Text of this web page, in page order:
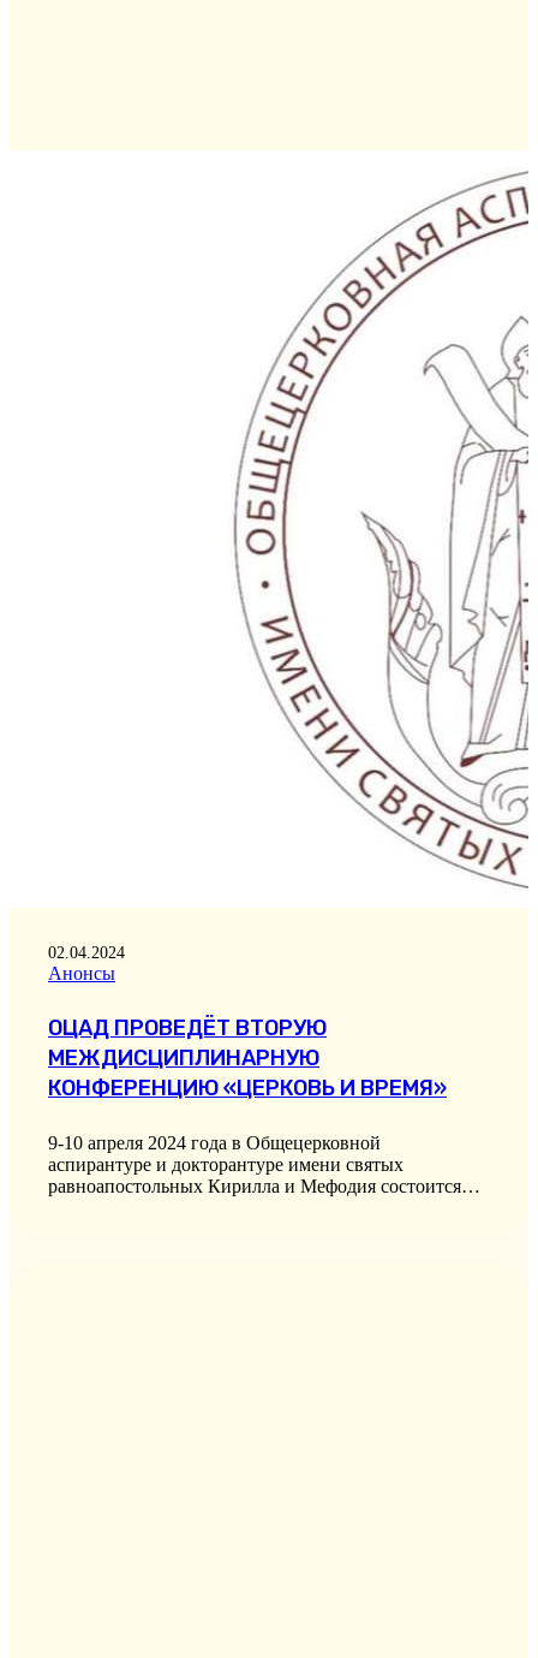
02.04.2024
Анонсы
ОЦАД ПРОВЕДЁТ ВТОРУЮ
МЕЖДИСЦИПЛИНАРНУЮ
КОНФЕРЕНЦИЮ «ЦЕРКОВЬ И ВРЕМЯ»
9-10 апреля 2024 года в Общецерковной
аспирантуре и докторантуре имени святых
равноапостольных Кирилла и Мефодия состоится…